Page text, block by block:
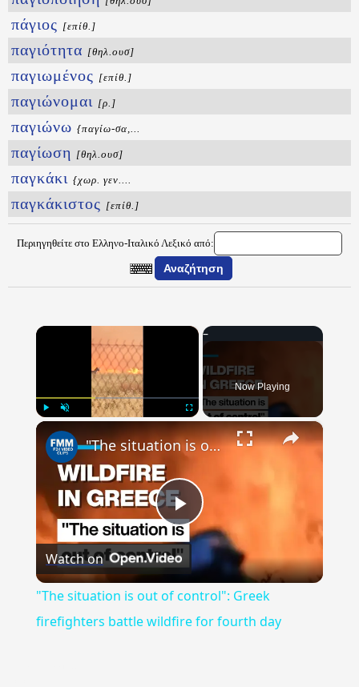
πάγιος [επίθ.]
παγιότητα [θηλ.ουσ]
παγιωμένος [επίθ.]
παγιώνομαι [ρ.]
παγιώνω {παγίω-σα,...
παγίωση [θηλ.ουσ]
παγκάκι {χωρ. γεν....
παγκάκιστος [επίθ.]
Περιηγηθείτε στο Ελληνο-Ιταλικό Λεξικό από:
×
Now Playing
×
Play
Video
"The situation is out of control": Greek firefighters battle wildfire for fourth day
Watch on
"The situation is out of control": Greek
firefighters battle wildfire for fourth day